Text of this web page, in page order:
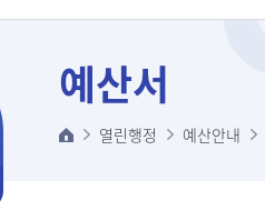
예산서
열린행정 예산안내